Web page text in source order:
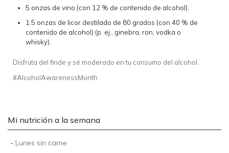
5 onzas de vino (con 12 % de contenido de alcohol).
1.5 onzas de licor destilado de 80 grados (con 40 % de
contenido de alcohol) (p. ej., ginebra, ron, vodka o
whisky).
Disfruta del finde y sé moderado en tu consumo del alcohol.
#AlcoholAwarenessMonth
Mi nutrición a la semana
- Lunes sin carne